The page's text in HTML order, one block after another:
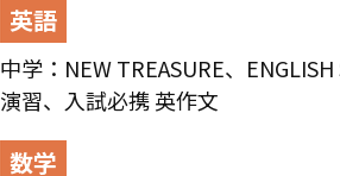
英語
中学：NEW TREASURE、
演習、入試必携 英作文
数学